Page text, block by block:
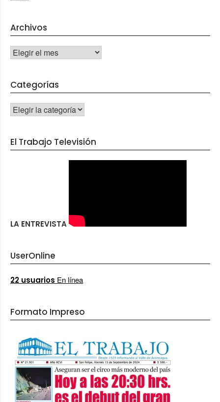
Archivos
Archivos
Categorías
CATEGORÍAS
El Trabajo Televisión
LA ENTREVISTA
UserOnline
22 usuarios En línea
Formato Impreso